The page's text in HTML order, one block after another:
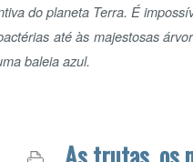
As trutas, os moluscos